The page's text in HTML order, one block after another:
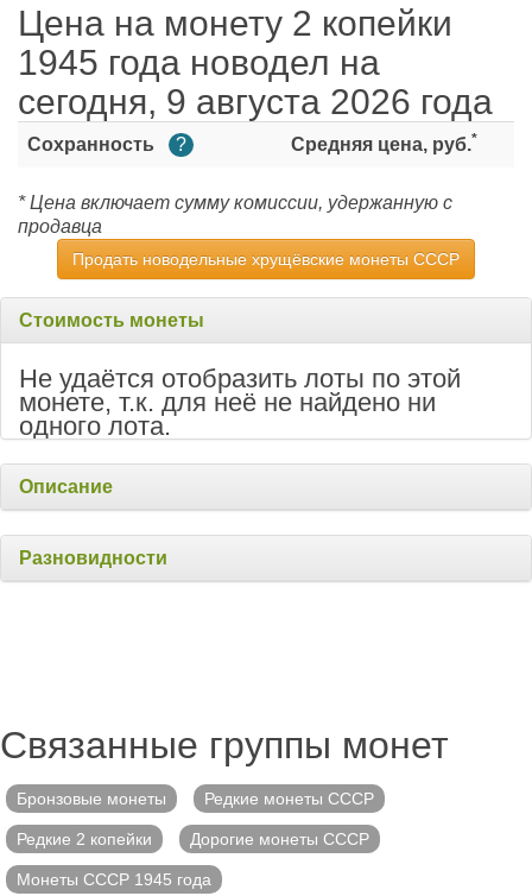
Цена на монету 2 копейки
1945 года новодел на
сегодня, 9 августа 2026 года
Сохранность ? Средняя цена, руб.*
* Цена включает сумму комиссии, удержанную с
продавца
Продать новодельные хрущёвские монеты СССР
Стоимость монеты
Не удаётся отобразить лоты по этой
монете, т.к. для неё не найдено ни
одного лота.
Описание
Разновидности
Связанные группы монет
Бронзовые монеты Редкие монеты СССР
Редкие 2 копейки Дорогие монеты СССР
Монеты СССР 1945 года